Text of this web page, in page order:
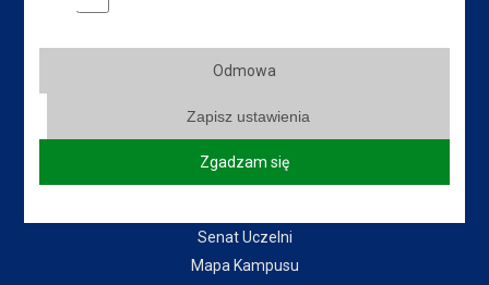
E-mail rekrutacja:rekrutacja@ansleszno.pl
Przydatne linki:
Senat Uczelni
Mapa Kampusu
Odmowa
Zapisz ustawienia
Zgadzam się